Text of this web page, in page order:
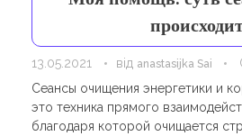
Навчання
Карти Духів
13.05.2021 від anastasijka Sai
Сеансы очищения энергетики и
это техника прямого
благодаря которой очищается